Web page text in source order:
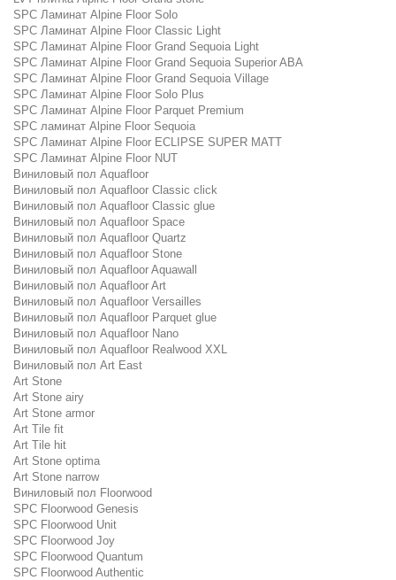
SPC Ламинат Alpine Floor Solo
SPC Ламинат Alpine Floor Classic Light
SPC Ламинат Alpine Floor Grand Sequoia Light
SPC Ламинат Alpine Floor Grand Sequoia Superior ABA
SPC Ламинат Alpine Floor Grand Sequoia Village
SPC Ламинат Alpine Floor Solo Plus
SPC Ламинат Alpine Floor Parquet Premium
SPC ламинат Alpine Floor Sequoia
SPC Ламинат Alpine Floor ECLIPSE SUPER MATT
SPC Ламинат Alpine Floor NUT
Виниловый пол Aquafloor
Виниловый пол Aquafloor Classic click
Виниловый пол Aquafloor Classic glue
Виниловый пол Aquafloor Space
Виниловый пол Aquafloor Quartz
Виниловый пол Aquafloor Stone
Виниловый пол Aquafloor Aquawall
Виниловый пол Aquafloor Art
Виниловый пол Aquafloor Versailles
Виниловый пол Aquafloor Parquet glue
Виниловый пол Aquafloor Nano
Виниловый пол Aquafloor Realwood XXL
Виниловый пол Art East
Art Stone
Art Stone airy
Art Stone armor
Art Tile fit
Art Tile hit
Art Stone optima
Art Stone narrow
Виниловый пол Floorwood
SPC Floorwood Genesis
SPC Floorwood Unit
SPC Floorwood Joy
SPC Floorwood Quantum
SPC Floorwood Authentic